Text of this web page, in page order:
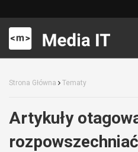
Strona Główna Tematy
Artykuły